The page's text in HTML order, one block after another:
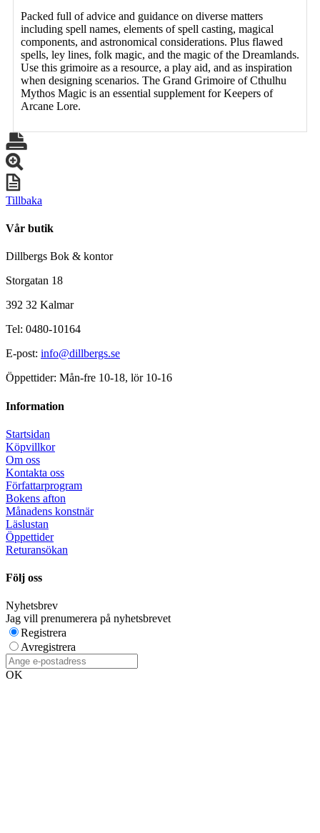
Packed full of advice and guidance on diverse matters
including spell names, elements of spell casting, magical
components, and astronomical considerations. Plus flawed
spells, ley lines, folk magic, and the magic of the Dreamlands.
Use this grimoire as a resource, a play aid, and as inspiration
when designing scenarios. The Grand Grimoire of Cthulhu
Mythos Magic is an essential supplement for Keepers of
Arcane Lore.
Tillbaka
Vår butik
Dillbergs Bok & kontor
Storgatan 18
392 32 Kalmar
Tel: 0480-10164
E-post: info@dillbergs.se
Öppettider: Mån-fre 10-18, lör 10-16
Information
Startsidan
Köpvillkor
Om oss
Kontakta oss
Författarprogram
Bokens afton
Månadens konstnär
Läslustan
Öppettider
Returansökan
Följ oss
Nyhetsbrev
Jag vill prenumerera på nyhetsbrevet
Registrera
Avregistrera
OK